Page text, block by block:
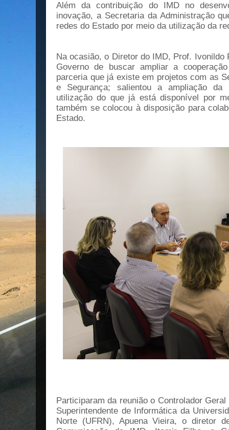
Além da contribuição do IMD no
inovação, a Secretaria da Administração
redes do Estado por meio da utilização da
Na ocasião, o Diretor do IMD, Prof. Ivonildo
Governo de buscar ampliar a
parceria que já existe em projetos com as
e Segurança; salientou a ampliação
utilização do que já está disponível por
também se colocou à disposição para
Estado.
Participaram da reunião o Controlador
Superintendente de Informática da
Norte (UFRN), Apuena Vieira, o diretor